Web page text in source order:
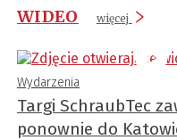
WIDEO
więcej
Wydarzenia
Targi SchraubTec
ponownie do